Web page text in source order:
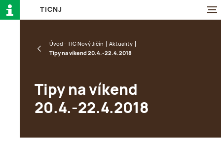
TI CN J
Úvod - TIC Nový Jičín
Aktuality
Tipy na víkend 20.4.-22.4.2018
Tipy na víkend
20.4.-22.4.2018